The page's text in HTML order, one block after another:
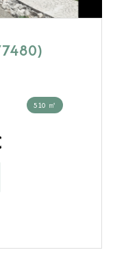
510 ㎡